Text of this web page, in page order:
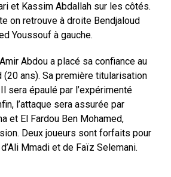
et Kassim Abdallah sur les côtés.
on retrouve à droite Bendjaloud
Youssouf à gauche.
Abdou a placé sa confiance au
(20 ans). Sa première titularisation
sera épaulé par l’expérimenté
l’attaque sera assurée par
et El Fardou Ben Mohamed,
Deux joueurs sont forfaits pour
Mmadi et de Faïz Selemani.